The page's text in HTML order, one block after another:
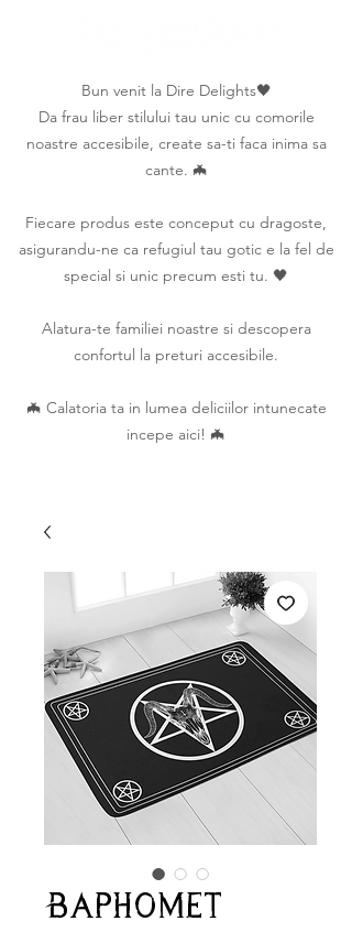
Bun venit la Dire Delights🖤
Da frau liber stilului tau unic cu comorile
noastre accesibile, create sa-ti faca inima sa
cante. 🦇
Fiecare produs este conceput cu dragoste,
asigurandu-ne ca refugiul tau gotic e la fel de
special si unic precum esti tu. 🖤
Alatura-te familiei noastre si descopera
confortul la preturi accesibile.
🦇 Calatoria ta in lumea deliciilor intunecate
incepe aici! 🦇
Baphomet